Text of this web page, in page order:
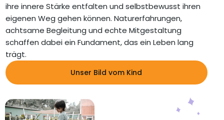
ihre innere Stärke entfalten und selbstbewusst ihren
eigenen Weg gehen können. Naturerfahrungen,
achtsame Begleitung und echte Mitgestaltung
schaffen dabei ein Fundament, das ein Leben lang
trägt.
Unser Bild vom Kind